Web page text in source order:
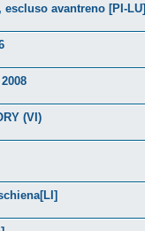
escluso avantreno [PI-LU]
(VI)